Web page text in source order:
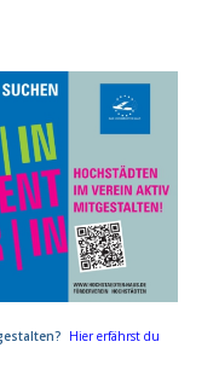
Hier erfährst du